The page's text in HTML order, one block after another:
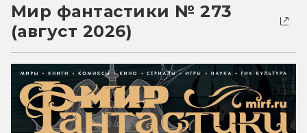
Мир фантастики № 273
(август 2026)